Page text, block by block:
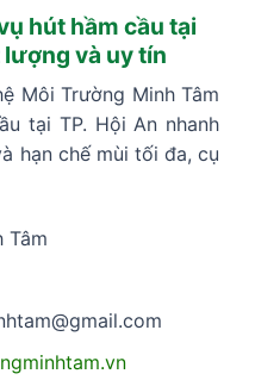
hút hầm cầu tại
và uy tín
Môi Trường Minh Tâm
tại TP. Hội An nhanh
hạn chế mùi tối đa, cụ
Tâm